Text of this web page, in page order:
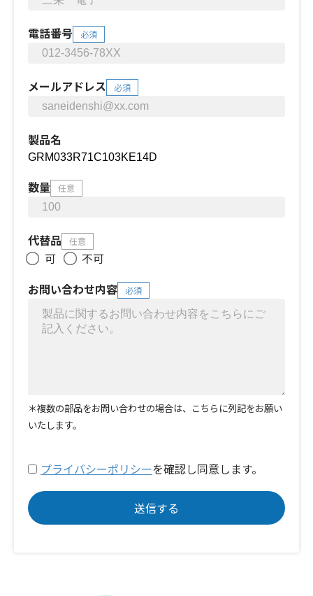
電話番号 必須
メールアドレス 必須
製品名
数量 任意
代替品 任意
可
不可
お問い合わせ内容
必須
＊複数の部品をお問い合わせの場合は、こちらに列記をお願い
いたします。
プライバシーポリシーを確認し同意します。